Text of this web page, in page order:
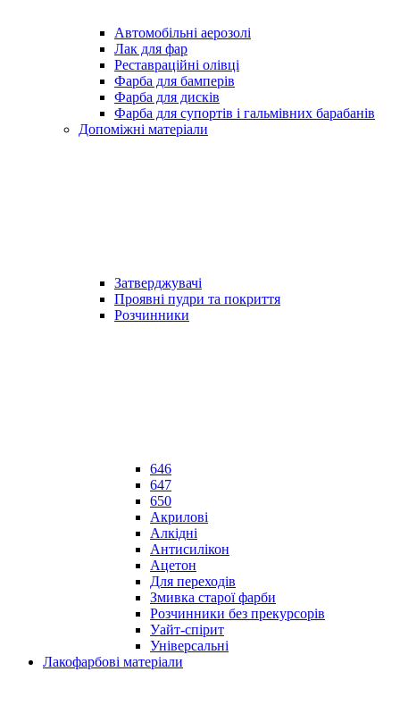
Автомобільні аерозолі
Лак для фар
Реставраційні олівці
Фарба для бамперів
Фарба для дисків
Фарба для супортів і гальмівних барабанів
Допоміжні матеріали
Затверджувачі
Проявні пудри та покриття
Розчинники
646
647
650
Акрилові
Алкідні
Антисилікон
Ацетон
Для переходів
Змивка старої фарби
Розчинники без прекурсорів
Уайт-спірит
Універсальні
Лакофарбові матеріали